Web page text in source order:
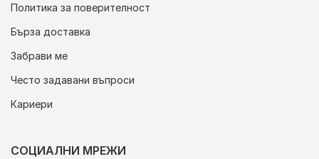
Политика за поверителност
Бърза доставка
Забрави ме
Често задавани въпроси
Кариери
СОЦИАЛНИ МРЕЖИ